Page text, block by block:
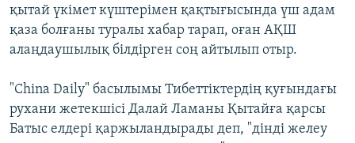
қытай үкімет күштерімен қақтығысында үш адам
қаза болғаны туралы хабар тарап, оған АҚШ
алаңдаушылық білдірген соң айтылып отыр.
"China Daily" басылымы Тибеттіктердің қуғындағы
рухани жетекшісі Далай Ламаны Қытайға қарсы
Батыс елдері қаржыландырады деп, "дінді желеу